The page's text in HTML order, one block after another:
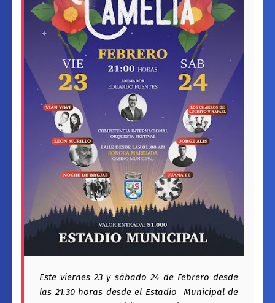
Este viernes 23 y sábado 24 de Febrero desde
las 21.30 horas desde el Estadio Municipal de